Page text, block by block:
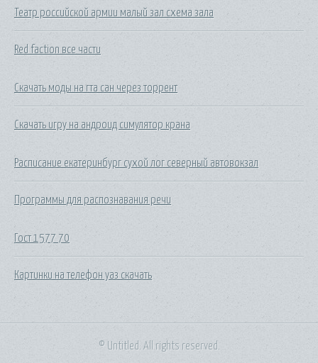
Театр российской армии малый зал схема зала
Red faction все части
Скачать моды на гта сан через торрент
Скачать игру на андроид симулятор крана
Расписание екатеринбург сухой лог северный автовокзал
Программы для распознавания речи
Гост 1577 70
Картинки на телефон уаз скачать
© Untitled. All rights reserved.